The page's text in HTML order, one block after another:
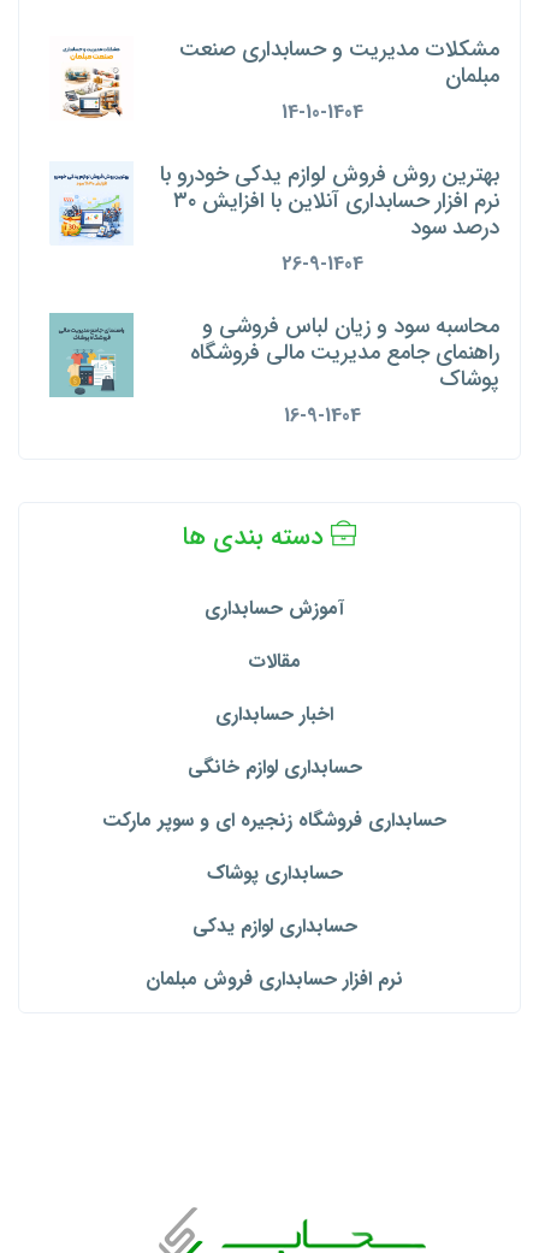
مشکلات مدیریت و حسابداری صنعت
مبلمان
14-10-1404
بهترین روش فروش لوازم یدکی خودرو با
نرم‌ افزار حسابداری آنلاین با افزایش ۳۰
درصد سود
26-9-1404
محاسبه سود و زیان لباس فروشی و
راهنمای جامع مدیریت مالی فروشگاه
پوشاک
16-9-1404
دسته بندی ها
آموزش حسابداری
مقالات
اخبار حسابداری
حسابداری لوازم خانگی
حسابداری فروشگاه زنجیره ‌ای و سوپر مارکت
حسابداری پوشاک
حسابداری لوازم یدکی
نرم افزار حسابداری فروش مبلمان